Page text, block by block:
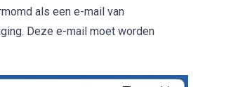
als een e-mail van
Deze e-mail moet worden